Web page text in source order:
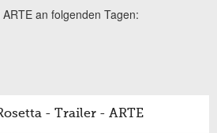
an folgenden Tagen:
- Trailer - ARTE